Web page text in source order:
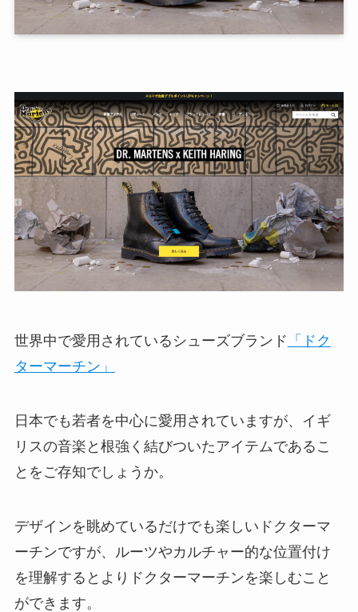
世界中で愛用されているシューズブランド 「ドク
ターマーチン」
日本でも若者を中心に愛用されていますが、イギ
リスの音楽と根強く結びついたアイテムであるこ
とをご存知でしょうか。
デザインを眺めているだけでも楽しいドクターマ
ーチンですが、ルーツやカルチャー的な位置付け
を理解するとよりドクターマーチンを楽しむこと
ができます。